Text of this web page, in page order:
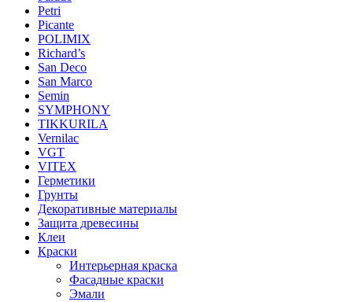
Petri
Picante
POLIMIX
Richard’s
San Deco
San Marco
Semin
SYMPHONY
TIKKURILA
Vernilac
VGT
VITEX
Герметики
Грунты
Декоративные материалы
Защита древесины
Клеи
Краски
Интерьерная краска
Фасадные краски
Эмали